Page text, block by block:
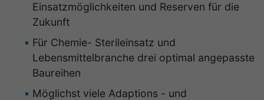
Einsatzmöglichkeiten und Reserven für die
Zukunft
Für Chemie- Sterileinsatz und
Lebensmittelbranche drei optimal angepasste
Baureihen
Möglichst viele Adaptions - und